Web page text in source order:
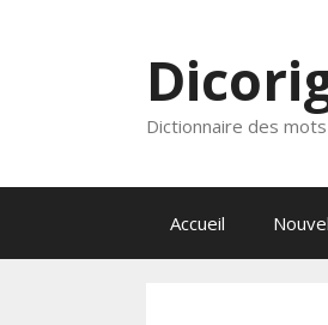
Dictionnaire des
Accueil